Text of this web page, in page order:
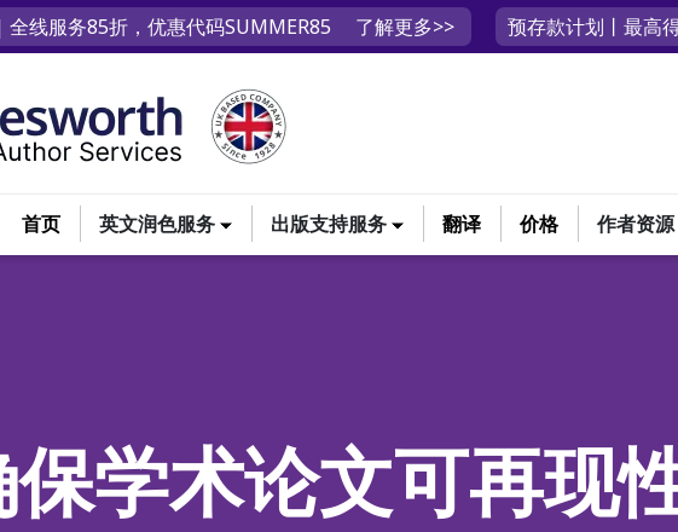
线服务85折，优惠代码SUMMER85 了解更多>> 预存款计划丨最高
首页 英文润色服务 出版支持服务 翻译 价格 作者资源
学术论文可再现